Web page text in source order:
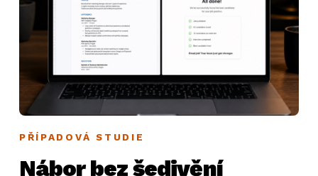
PŘÍPADOVÁ STUDIE
Nábor bez šedivění